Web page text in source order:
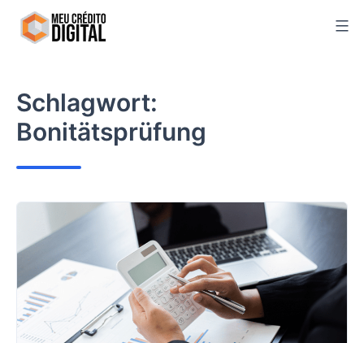
Skip
Schlagwort:
Bonitätsprüfung